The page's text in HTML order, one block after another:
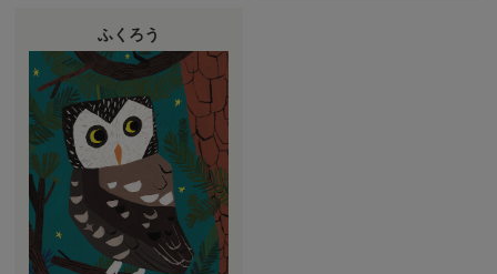
ふくろう